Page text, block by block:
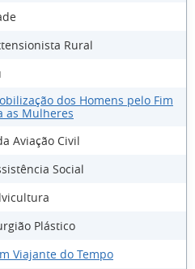
Rural
dos Homens pelo Fim
as Mulheres
Aviação Civil
Social
Plástico
Viajante do Tempo